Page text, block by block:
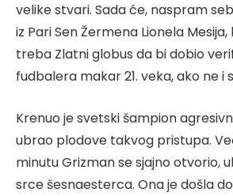
velike stvari. Sada će, naspram
iz Pari Sen Žermena Lionela
treba Zlatni globus da bi dobio
fudbalera makar 21. veka, ako ne i
Krenuo je svetski šampion
ubrao plodove takvog pristupa.
minutu Grizman se sjajno otvorio,
srce šesnaesterca. Ona je došla